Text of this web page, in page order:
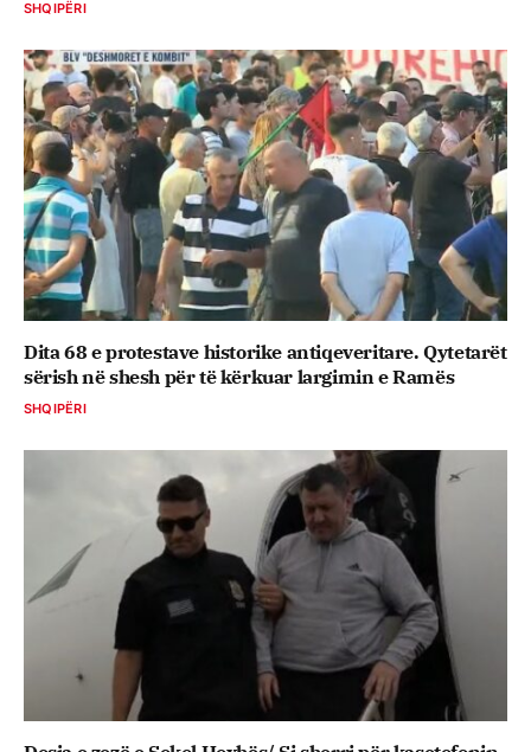
SHQIPËRI
Dita 68 e protestave historike antiqeveritare. Qytetarët
sërish në shesh për të kërkuar largimin e Ramës
SHQIPËRI